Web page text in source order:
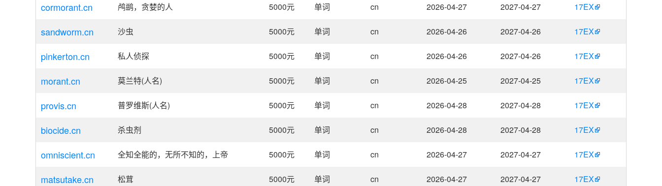
cormorant.cn 鸬鹚，贪婪的人 5000元 单词 cn 2026-04-27 2027-04-27 17EX
sandworm.cn 沙虫 5000元 单词 cn 2026-04-26 2027-04-26 17EX
pinkerton.cn 私人侦探 5000元 单词 cn 2026-04-26 2027-04-26 17EX
morant.cn 莫兰特(人名) 5000元 单词 cn 2026-04-25 2027-04-25 17EX
provis.cn 普罗维斯(人名) 5000元 单词 cn 2026-04-28 2027-04-28 17EX
biocide.cn 杀虫剂 5000元 单词 cn 2026-04-28 2027-04-28 17EX
omniscient.cn 全知全能的，无所不知的，上帝 5000元 单词 cn 2026-04-27 2027-04-27 17EX
matsutake.cn 松茸 5000元 单词 cn 2026-04-27 2027-04-27 17EX